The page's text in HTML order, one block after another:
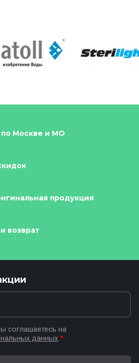
по Москве и МО
продукция
возврат
соглашаетесь на
данных *